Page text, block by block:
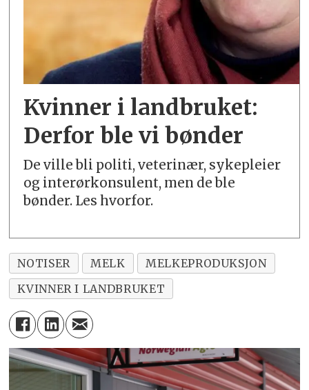
Kvinner i landbruket:
Derfor ble vi bønder
De ville bli politi, veterinær, sykepleier
og interørkonsulent, men de ble
bønder. Les hvorfor.
NOTISER MELK
MELKEPRODUKSJON
KVINNER I LANDBRUKET